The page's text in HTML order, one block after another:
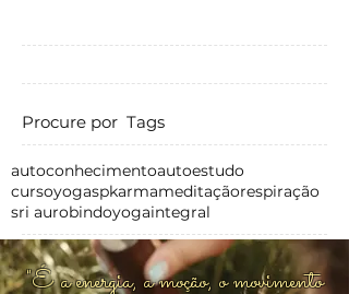
Procure por Tags
autoconhecimentoautoestudo
cursoyogaspkarmameditaçãorespiração
sri aurobindoyogaintegral
"É a energia, a moção, o movimento